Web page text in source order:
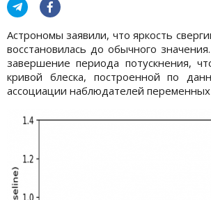
Астрономы заявили, что яркость
восстановилась до обычного
завершение периода потускнения,
кривой блеска, построенной по
ассоциации наблюдателей переменных